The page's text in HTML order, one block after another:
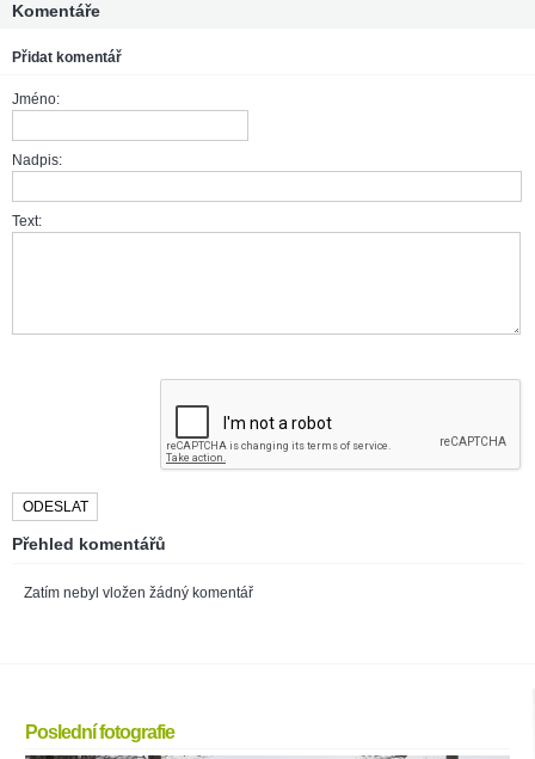
Komentáře
Přidat komentář
Jméno:
Nadpis:
Text:
Přehled komentářů
Zatím nebyl vložen žádný komentář
Poslední fotografie